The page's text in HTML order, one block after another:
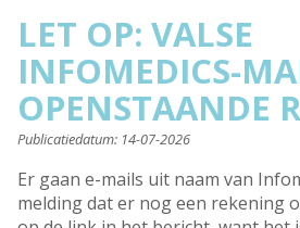
LET OP: VALSE
INFOMEDICS-
OPENSTAANDE
Publicatiedatum: 14-07-2026
Er gaan e-mails uit naam van
melding dat er nog een rekening